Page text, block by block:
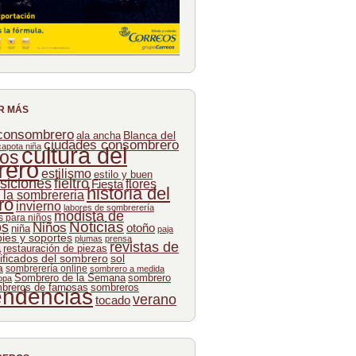
MÁS
ala ancha Blanca del
niña ciudades consombrero
cultura del
estilismo estilo y buen
fieltro Fiestaflores
la sombrereria historia del
invierno labores de sombrerería
para niños modista de
niña NiñosNoticiasotoño paja
y soportes plumas prensa
restauración de piezas revistas de
del sombrero sol
sombrerería online sombrero a medida
Sombrero de la Semana sombrero
de famosas sombreros
tocadoverano